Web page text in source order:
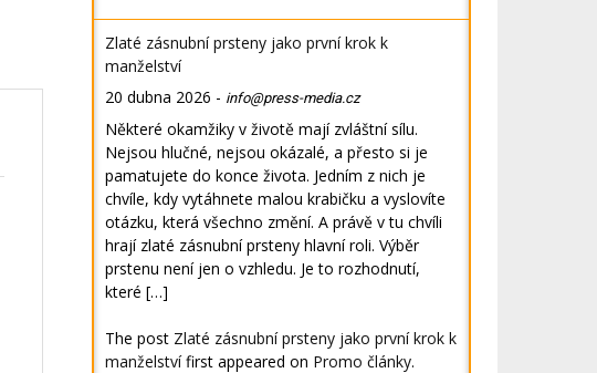
Zlaté zásnubní prsteny jako první krok k
manželství
20 dubna 2026 - info@press-media.cz
Některé okamžiky v životě mají zvláštní sílu.
Nejsou hlučné, nejsou okázalé, a přesto si je
pamatujete do konce života. Jedním z nich je
chvíle, kdy vytáhnete malou krabičku a vyslovíte
otázku, která všechno změní. A právě v tu chvíli
hrají zlaté zásnubní prsteny hlavní roli. Výběr
prstenu není jen o vzhledu. Je to rozhodnutí,
které […]
The post Zlaté zásnubní prsteny jako první krok k
manželstvífirst appeared on Promo články.